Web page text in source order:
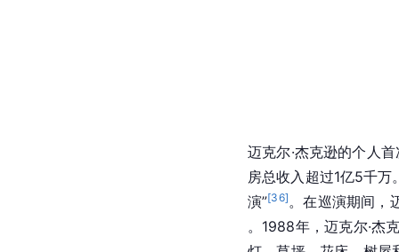
迈克尔·杰克逊的个人
房总收入超过1亿5千
演”[36] 。在巡演期间，
。1988年，迈克尔·杰